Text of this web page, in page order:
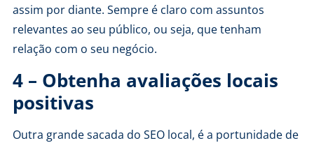
assim por diante. Sempre é claro com assuntos
relevantes ao seu público, ou seja, que tenham
relação com o seu negócio.
4 – Obtenha avaliações locais
positivas
Outra grande sacada do SEO local, é a portunidade de